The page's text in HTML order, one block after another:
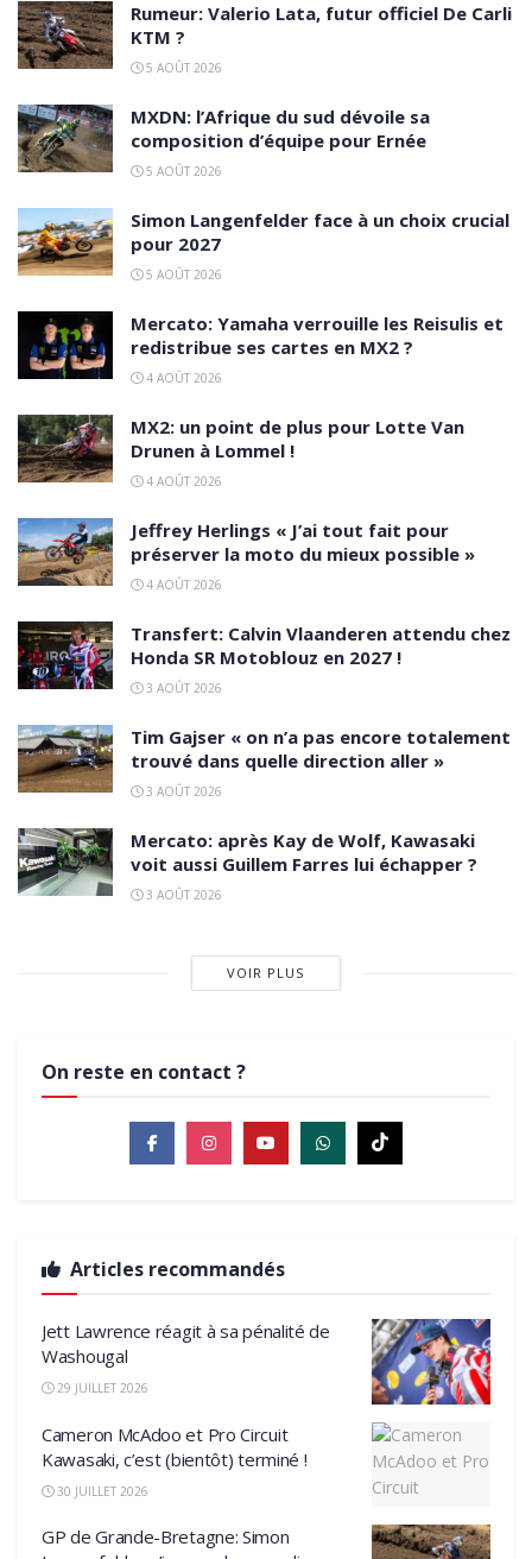
Rumeur: Valerio Lata, futur officiel De Carli
KTM ?
5 AOÛT 2026
MXDN: l’Afrique du sud dévoile sa
composition d’équipe pour Ernée
5 AOÛT 2026
Simon Langenfelder face à un choix crucial
pour 2027
5 AOÛT 2026
Mercato: Yamaha verrouille les Reisulis et
redistribue ses cartes en MX2 ?
4 AOÛT 2026
MX2: un point de plus pour Lotte Van
Drunen à Lommel !
4 AOÛT 2026
Jeffrey Herlings « J’ai tout fait pour
préserver la moto du mieux possible »
4 AOÛT 2026
Transfert: Calvin Vlaanderen attendu chez
Honda SR Motoblouz en 2027 !
3 AOÛT 2026
Tim Gajser « on n’a pas encore totalement
trouvé dans quelle direction aller »
3 AOÛT 2026
Mercato: après Kay de Wolf, Kawasaki
voit aussi Guillem Farres lui échapper ?
3 AOÛT 2026
VOIR PLUS
On reste en contact ?
Articles recommandés
Jett Lawrence réagit à sa pénalité de
Washougal
29 JUILLET 2026
Cameron McAdoo et Pro Circuit
Kawasaki, c’est (bientôt) terminé !
30 JUILLET 2026
GP de Grande-Bretagne: Simon